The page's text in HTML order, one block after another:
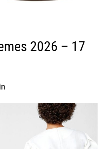
2026 – 17